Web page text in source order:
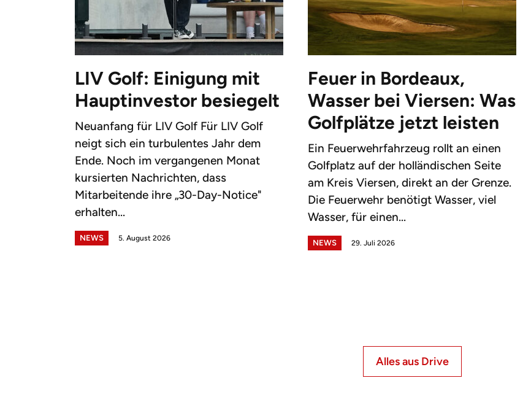
LIV Golf: Einigung mit
Hauptinvestor besiegelt
Neuanfang für LIV Golf Für LIV Golf
neigt sich ein turbulentes Jahr dem
Ende. Noch im vergangenen Monat
kursierten Nachrichten, dass
Mitarbeitende ihre „30-Day-Notice"
erhalten...
NEWS 5. August 2026
Feuer in Bordeaux,
Wasser bei Viersen: Was
Golfplätze jetzt leisten
Ein Feuerwehrfahrzeug rollt an einen
Golfplatz auf der holländischen Seite
am Kreis Viersen, direkt an der Grenze.
Die Feuerwehr benötigt Wasser, viel
Wasser, für einen...
NEWS 29. Juli 2026
Alles aus Drive